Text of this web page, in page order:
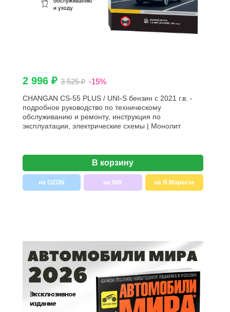
2 996 ₽ 3 525 ₽ -15%
CHANGAN CS-55 PLUS / UNI-S бензин с 2021 г.в. -
подробное руководство по техническому
обслуживанию и ремонту, инструкция по
эксплуатации, электрические схемы | Монолит
В корзину
на OZON на WB на Я.Маркете